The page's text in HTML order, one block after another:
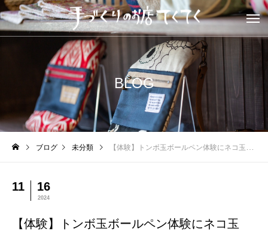
BLOG
ブログ 未分類 【体験】トンボ玉ボールペン体験にネコ玉が！
11 16
2024
【体験】トンボ玉ボールペン体験にネコ玉